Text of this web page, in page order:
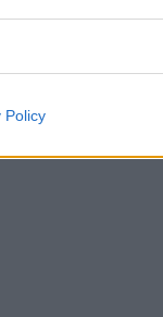
Policy